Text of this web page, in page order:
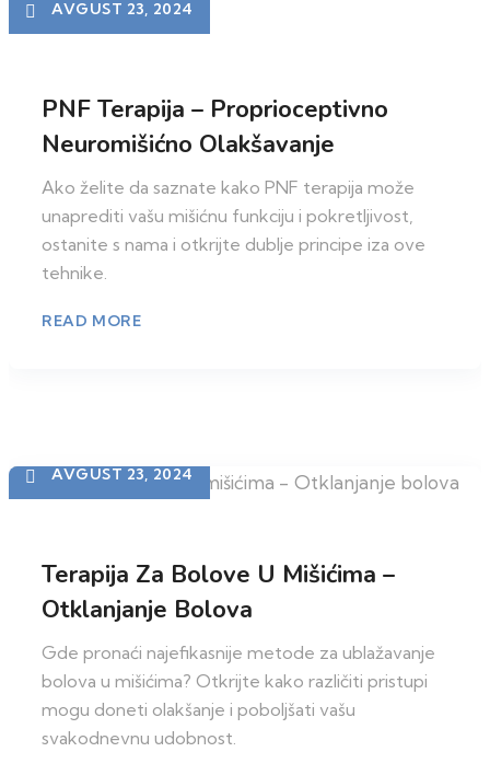
AVGUST 23, 2024
PNF Terapija – Proprioceptivno
Neuromišićno Olakšavanje
Ako želite da saznate kako PNF terapija može
unaprediti vašu mišićnu funkciju i pokretljivost,
ostanite s nama i otkrijte dublje principe iza ove
tehnike.
READ MORE
AVGUST 23, 2024
Terapija Za Bolove U Mišićima –
Otklanjanje Bolova
Gde pronaći najefikasnije metode za ublažavanje
bolova u mišićima? Otkrijte kako različiti pristupi
mogu doneti olakšanje i poboljšati vašu
svakodnevnu udobnost.